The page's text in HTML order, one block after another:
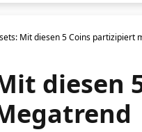
Mit diesen 5 Coins partizipiert
diesen